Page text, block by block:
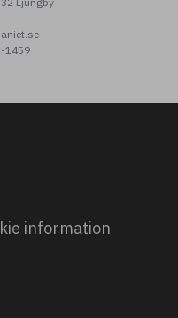
1459
information